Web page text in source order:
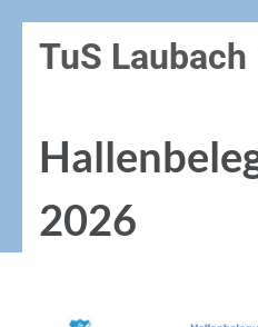
Inhalt
drücken)
TuS Laubach
2026